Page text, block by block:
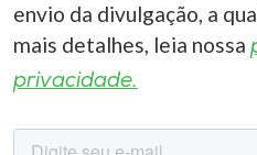
envio da divulgação, a
mais detalhes, leia nossa
privacidade.